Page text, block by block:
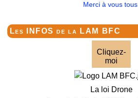
Merci à vous tous.
Les INFOS de la LAM BFC
Cliquez-
moi
La loi Drone